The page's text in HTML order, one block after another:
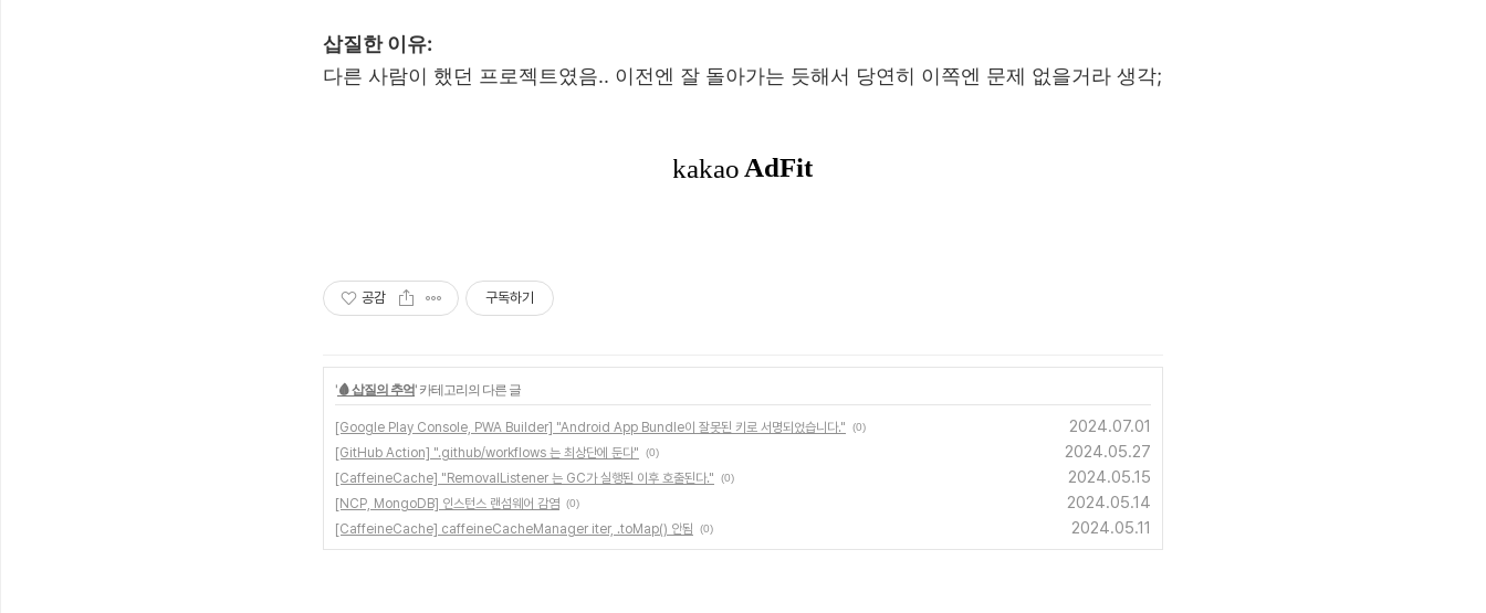
삽질한 이유:
다른 사람이 했던 프로젝트였음.. 이전엔 잘 돌아가는 듯해서 당연히 이쪽엔 문제 없을거라 생각;
공감 구독하기
'🩸 삽질의 추억' 카테고리의 다른 글
[Google Play Console, PWA Builder] "Android App Bundle이 잘못된 키로 서명되었습니다." (0) 2024.07.01
[GitHub Action] ".github/workflows 는 최상단에 둔다" (0) 2024.05.27
[CaffeineCache] "RemovalListener 는 GC가 실행된 이후 호출된다." (0) 2024.05.15
[NCP, MongoDB] 인스턴스 랜섬웨어 감염 (0) 2024.05.14
[CaffeineCache] caffeineCacheManager iter, .toMap() 안됨 (0) 2024.05.11